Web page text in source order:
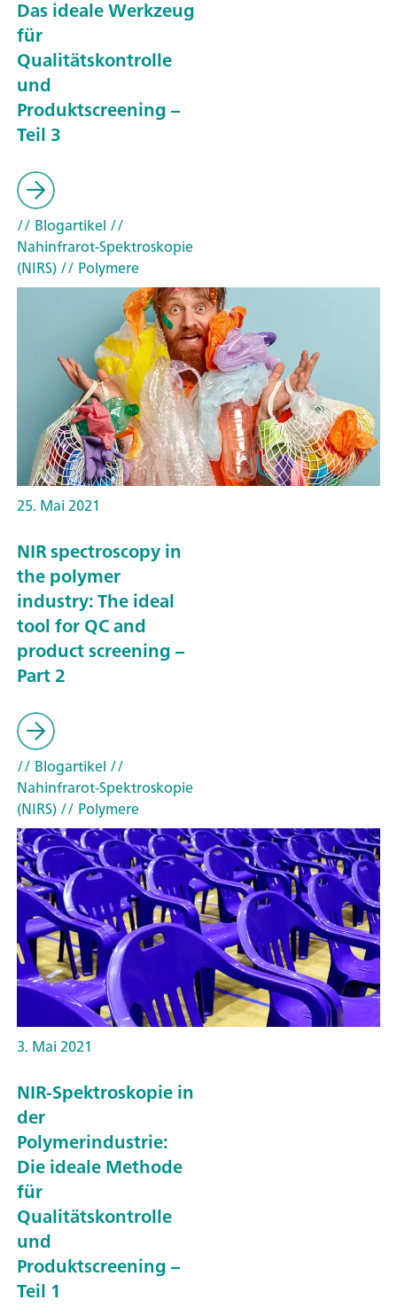
Das ideale Werkzeug
für
Qualitätskontrolle
und
Produktscreening –
Teil 3
// Blogartikel //
Nahinfrarot-Spektroskopie
(NIRS)// Polymere
25. Mai 2021
NIR spectroscopy in
the polymer
industry: The ideal
tool for QC and
product screening –
Part 2
// Blogartikel //
Nahinfrarot-Spektroskopie
(NIRS)// Polymere
3. Mai 2021
NIR-Spektroskopie in
der
Polymerindustrie:
Die ideale Methode
für
Qualitätskontrolle
und
Produktscreening –
Teil 1